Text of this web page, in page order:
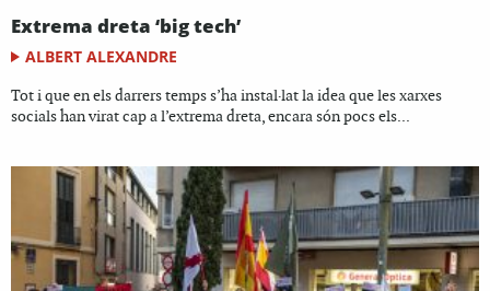
Extrema dreta ‘big tech’
ALBERT ALEXANDRE
Tot i que en els darrers temps s’ha instal·lat la idea que les xarxes
socials han virat cap a l’extrema dreta, encara són pocs els...